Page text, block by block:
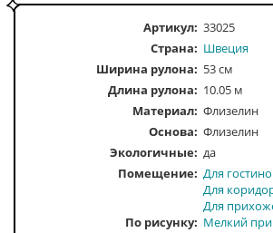
Артикул: 33025
Страна: Швеция
Ширина рулона: 53 см
Длина рулона: 10.05 м
Материал: Флизелин
Основа: Флизелин
Экологичные: да
Помещение Для
Для
Для
По рисунку
Мелкий